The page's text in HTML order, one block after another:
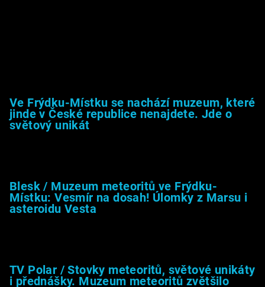
Ve Frýdku-Místku se nachází muzeum, které
jinde v České republice nenajdete. Jde o
světový unikát
Blesk / Muzeum meteoritů ve Frýdku-
Místku: Vesmír na dosah! Úlomky z Marsu i
asteroidu Vesta
TV Polar / Stovky meteoritů, světové unikáty
i přednášky. Muzeum meteoritů zvětšilo